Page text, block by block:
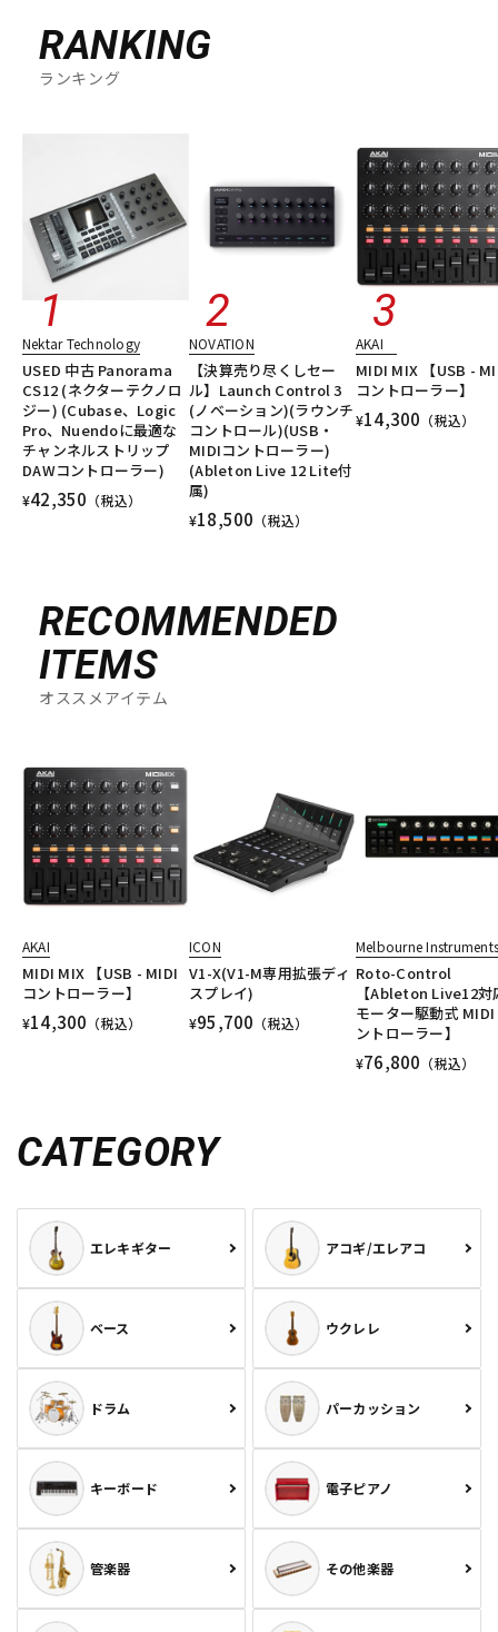
RANKING
ランキング
Nektar Technology
USED 中古 Panorama
CS12 (ネクターテクノロ
ジー) (Cubase、Logic
Pro、Nuendoに最適な
チャンネルストリップ
DAWコントローラー)
¥42,350 （税込）
NOVATION
【決算売り尽くしセー
ル】Launch Control 3
(ノベーション)(ラウンチ
コントロール)(USB・
MIDIコントローラー)
(Ableton Live 12 Lite付
属)
¥18,500 （税込）
AKAI
MIDI MIX 【USB -
コントローラー】
¥14,300 （税込）
RECOMMENDED
ITEMS
オススメアイテム
AKAI
MIDI MIX 【USB - MIDI
コントローラー】
¥14,300 （税込）
ICON
V1-X(V1-M専用拡張ディ
スプレイ)
¥95,700 （税込）
Melbourne
Roto-Control
【Ableton Live12対
モーター駆動式
ントローラー】
¥76,800 （税込）
CATEGORY
エレキギター アコギ/エレアコ
ベース ウクレレ
ドラム パーカッション
キーボード 電子ピアノ
管楽器 その他楽器